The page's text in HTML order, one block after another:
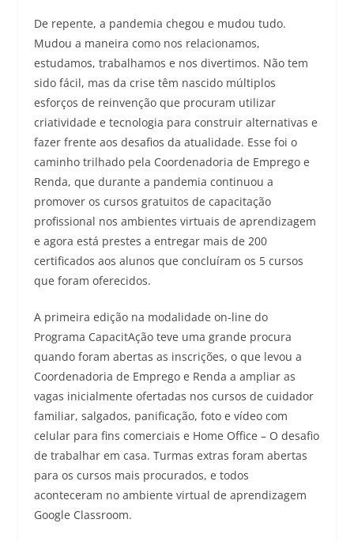
De repente, a pandemia chegou e mudou tudo.
Mudou a maneira como nos relacionamos,
estudamos, trabalhamos e nos divertimos. Não tem
sido fácil, mas da crise têm nascido múltiplos
esforços de reinvenção que procuram utilizar
criatividade e tecnologia para construir alternativas e
fazer frente aos desafios da atualidade. Esse foi o
caminho trilhado pela Coordenadoria de Emprego e
Renda, que durante a pandemia continuou a
promover os cursos gratuitos de capacitação
profissional nos ambientes virtuais de aprendizagem
e agora está prestes a entregar mais de 200
certificados aos alunos que concluíram os 5 cursos
que foram oferecidos.
A primeira edição na modalidade on-line do
Programa CapacitAção teve uma grande procura
quando foram abertas as inscrições, o que levou a
Coordenadoria de Emprego e Renda a ampliar as
vagas inicialmente ofertadas nos cursos de cuidador
familiar, salgados, panificação, foto e vídeo com
celular para fins comerciais e Home Office – O desafio
de trabalhar em casa. Turmas extras foram abertas
para os cursos mais procurados, e todos
aconteceram no ambiente virtual de aprendizagem
Google Classroom.